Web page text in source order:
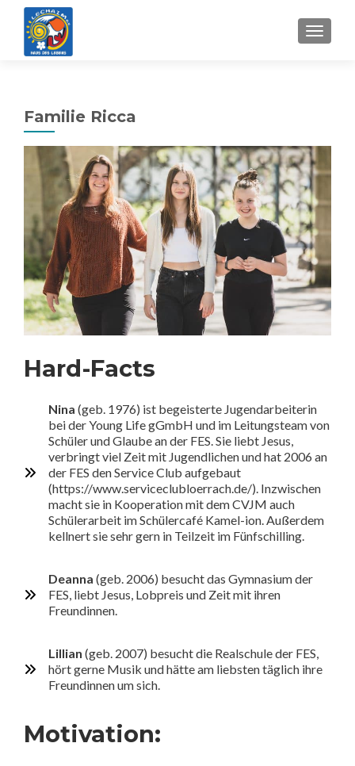
MENU
Familie Ricca
Hard-Facts
Nina (geb. 1976) ist begeisterte Jugendarbeiterin
bei der Young Life gGmbH und im Leitungsteam von
Schüler und Glaube an der FES. Sie liebt Jesus,
verbringt viel Zeit mit Jugendlichen und hat 2006 an
der FES den Service Club aufgebaut
(https://www.serviceclubloerrach.de/). Inzwischen
macht sie in Kooperation mit dem CVJM auch
Schülerarbeit im Schülercafé Kamel-ion. Außerdem
kellnert sie sehr gern in Teilzeit im Fünfschilling.
Deanna (geb. 2006) besucht das Gymnasium der
FES, liebt Jesus, Lobpreis und Zeit mit ihren
Freundinnen.
Lillian (geb. 2007) besucht die Realschule der FES,
hört gerne Musik und hätte am liebsten täglich ihre
Freundinnen um sich.
Motivation: